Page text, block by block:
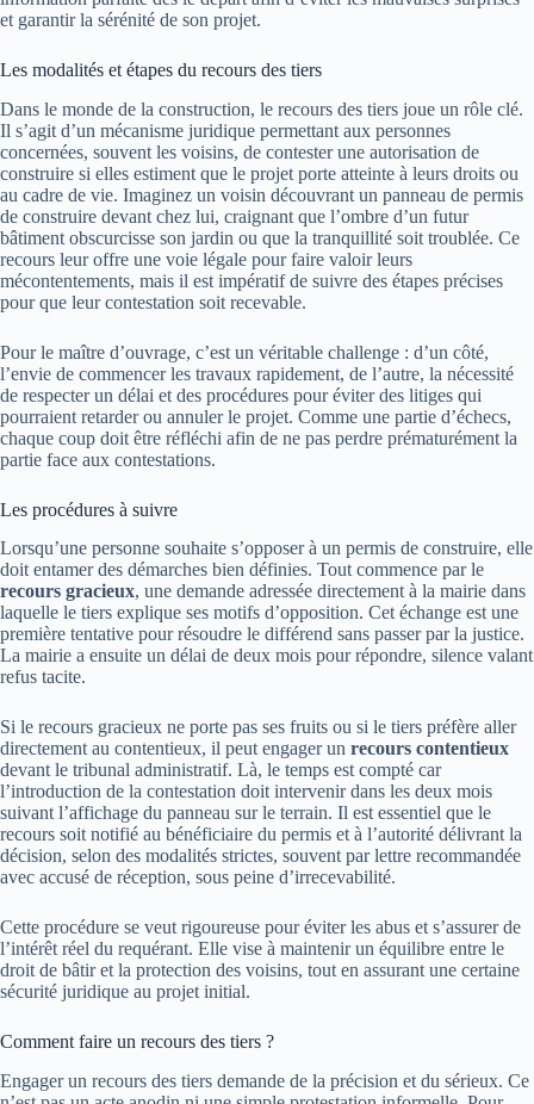
et garantir la sérénité de son projet.
Les modalités et étapes du recours des tiers
Dans le monde de la construction, le recours des tiers joue un rôle clé.
Il s’agit d’un mécanisme juridique permettant aux personnes
concernées, souvent les voisins, de contester une autorisation de
construire si elles estiment que le projet porte atteinte à leurs droits ou
au cadre de vie. Imaginez un voisin découvrant un panneau de permis
de construire devant chez lui, craignant que l’ombre d’un futur
bâtiment obscurcisse son jardin ou que la tranquillité soit troublée. Ce
recours leur offre une voie légale pour faire valoir leurs
mécontentements, mais il est impératif de suivre des étapes précises
pour que leur contestation soit recevable.
Pour le maître d’ouvrage, c’est un véritable challenge : d’un côté,
l’envie de commencer les travaux rapidement, de l’autre, la nécessité
de respecter un délai et des procédures pour éviter des litiges qui
pourraient retarder ou annuler le projet. Comme une partie d’échecs,
chaque coup doit être réfléchi afin de ne pas perdre prématurément la
partie face aux contestations.
Les procédures à suivre
Lorsqu’une personne souhaite s’opposer à un permis de construire, elle
doit entamer des démarches bien définies. Tout commence par le
recours gracieux, une demande adressée directement à la mairie dans
laquelle le tiers explique ses motifs d’opposition. Cet échange est une
première tentative pour résoudre le différend sans passer par la justice.
La mairie a ensuite un délai de deux mois pour répondre, silence valant
refus tacite.
Si le recours gracieux ne porte pas ses fruits ou si le tiers préfère aller
directement au contentieux, il peut engager un recours contentieux
devant le tribunal administratif. Là, le temps est compté car
l’introduction de la contestation doit intervenir dans les deux mois
suivant l’affichage du panneau sur le terrain. Il est essentiel que le
recours soit notifié au bénéficiaire du permis et à l’autorité délivrant la
décision, selon des modalités strictes, souvent par lettre recommandée
avec accusé de réception, sous peine d’irrecevabilité.
Cette procédure se veut rigoureuse pour éviter les abus et s’assurer de
l’intérêt réel du requérant. Elle vise à maintenir un équilibre entre le
droit de bâtir et la protection des voisins, tout en assurant une certaine
sécurité juridique au projet initial.
Comment faire un recours des tiers ?
Engager un recours des tiers demande de la précision et du sérieux. Ce